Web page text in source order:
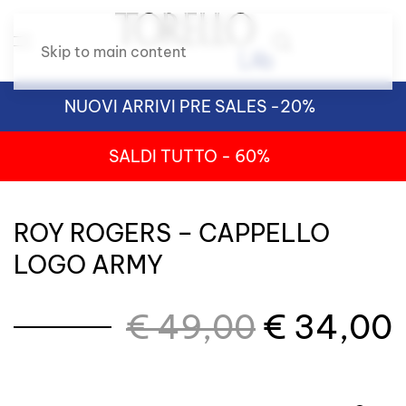
Skip to main content
NUOVI ARRIVI PRE SALES -20%
SALDI TUTTO - 60%
ROY ROGERS – CAPPELLO
LOGO ARMY
€49,00 Il
€ 34,00